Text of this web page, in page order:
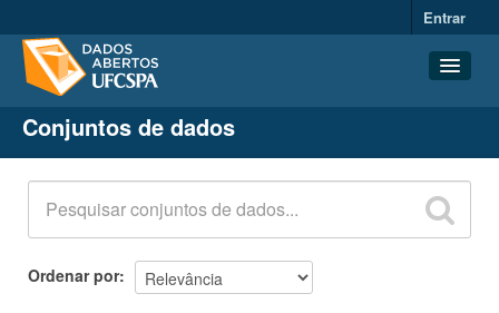
Entrar
Conjuntos de dados
Organizações
Grupos
Sobre
Conjuntos de dados
Ordenar por